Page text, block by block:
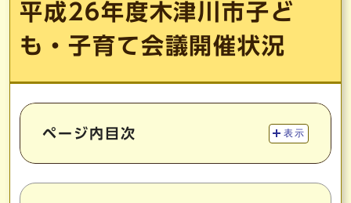
平成26年度木津川市子ど
も・子育て会議開催状況
ページ内目次 表示